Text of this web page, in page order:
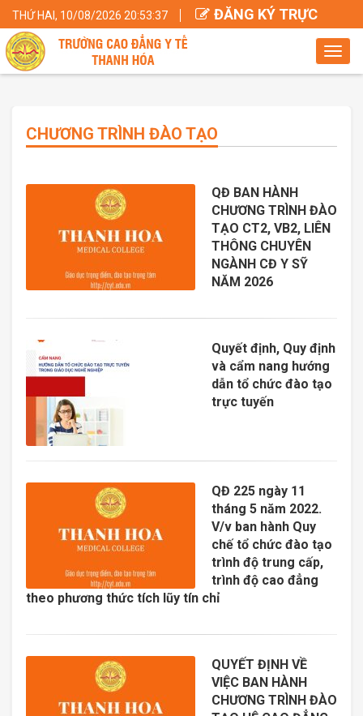
THỨ HAI, 10/08/2026 20:53:38
ĐĂNG KÝ TRỰC
TUYẾN
CHƯƠNG TRÌNH ĐÀO TẠO
QĐ BAN HÀNH
CHƯƠNG TRÌNH ĐÀO
TẠO CT2, VB2, LIÊN
THÔNG CHUYÊN
NGÀNH CĐ Y SỸ
NĂM 2026
Quyết định, Quy định
và cẩm nang hướng
dẫn tổ chức đào tạo
trực tuyến
QĐ 225 ngày 11
tháng 5 năm 2022.
V/v ban hành Quy
chế tổ chức đào tạo
trình độ trung cấp,
trình độ cao đẳng
theo phương thức tích lũy tín chỉ
QUYẾT ĐỊNH VỀ
VIỆC BAN HÀNH
CHƯƠNG TRÌNH ĐÀO